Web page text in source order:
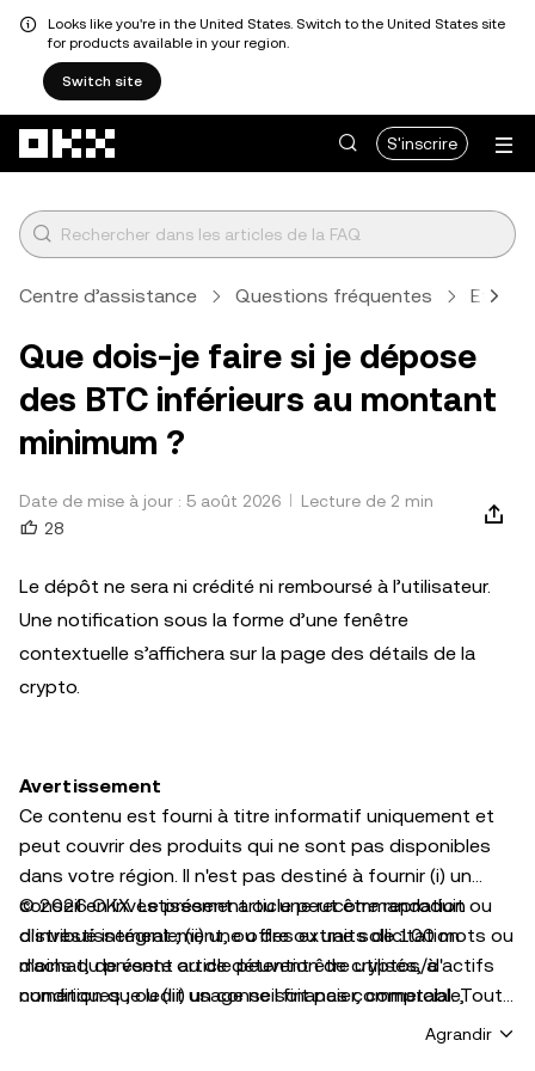
Looks like you're in the United States. Switch to the United States site
for products available in your region.
Switch site
S'inscrire
Centre d’assistance Questions fréquentes
Que dois-je faire si je dépose
des BTC inférieurs au montant
minimum ?
Date de mise à jour : 5 août 2026
Lecture de 2 min
28
Le dépôt ne sera ni crédité ni remboursé à l’utilisateur.
Une notification sous la forme d’une fenêtre
contextuelle s’affichera sur la page des détails de la
crypto.
Avertissement
Ce contenu est fourni à titre informatif uniquement et
peut couvrir des produits qui ne sont pas disponibles
dans votre région. Il n'est pas destiné à fournir (i) un
conseil en investissement ou une recommandation
d'investissement ; (ii) une offre ou une sollicitation
d'achat, de vente ou de détention de cryptos/d'actifs
numériques ; ou (iii) un conseil financier, comptable,
juridique ou fiscal. Les cryptos/actifs numériques
© 2026 OKX. Le présent article peut être reproduit ou
distribué intégralement, ou des extraits de 100 mots ou
moins du présent article peuvent être utilisés, à
condition que ledit usage ne soit pas commercial. Toute
reproduction ou distribution de l'intégralité de l'article
Agrandir